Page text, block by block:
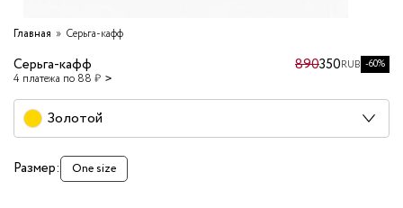
Главная Серьга-кафф
Серьга-кафф
4 платежа по 88 ₽
890350RUB -60%
Золотой
Размер: One size